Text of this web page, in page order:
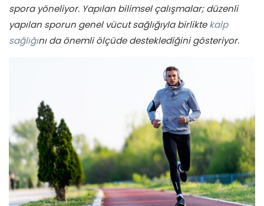
spora yöneliyor. Yapılan bilimsel çalışmalar; düzenli
yapılan sporun genel vücut sağlığıyla birliktekalp
sağlığını da önemli ölçüde desteklediğini gösteriyor.